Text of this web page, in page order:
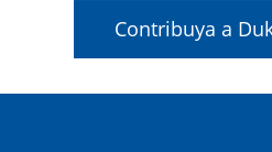
Contribuya a